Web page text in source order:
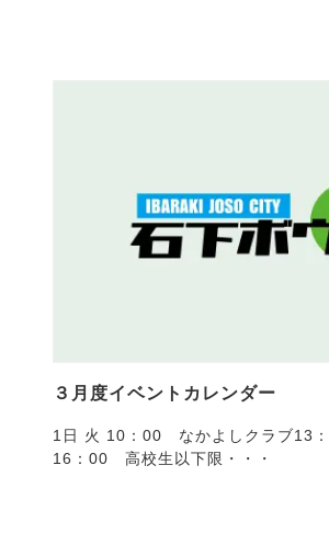
３月度イベントカレンダー
1日 火 10：00 なかよしクラブ13：30 遊球クラブ
16：00 高校生以下限・・・